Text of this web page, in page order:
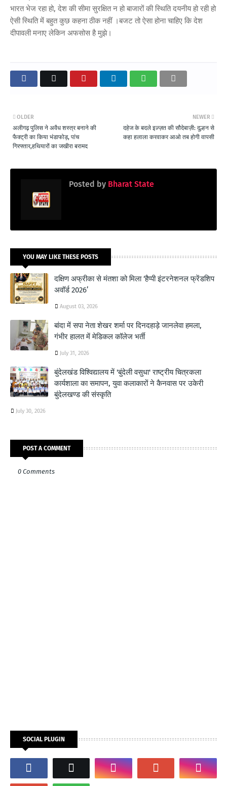
भारत भेज रहा हो, देश की सीमा सुरक्षित न हो बाजारों की स्थिति दयनीय हो रही हो
ऐसी स्थिति में बहुत कुछ कहना ठीक नहीं ।बजट तो ऐसा होना चाहिए कि देश
दीपावली मनाए लेकिन अफसोस है मुझे।
NEWER
दहेज के बदले इज़्ज़त की सौदेबाज़ी: दुल्हन से
कहा हलाला करवाकर आओ तब होगी वापसी
OLDER
अलीगढ़ पुलिस ने अवैध शस्त्र बनाने की
फैक्ट्री का किया भंडाफोड़, पांच
गिरफ्तार,हथियारों का जखीरा बरामद
Posted by Bharat State
YOU MAY LIKE THESE POSTS
दक्षिण अफ्रीका से मंतशा को मिला ‘हैप्पी इंटरनेशनल फ्रेंडशिप
अवॉर्ड 2026’
August 03, 2026
बांदा में सपा नेता शेखर शर्मा पर दिनदहाड़े जानलेवा हमला,
गंभीर हालत में मेडिकल कॉलेज भर्ती
July 31, 2026
बुंदेलखंड विश्विद्यालय में 'बुंदेली वसुधा' राष्ट्रीय चित्रकला
कार्यशाला का समापन, युवा कलाकारों ने कैनवास पर उकेरी
बुंदेलखण्ड की संस्कृति
July 30, 2026
POST A COMMENT
0 Comments
SOCIAL PLUGIN